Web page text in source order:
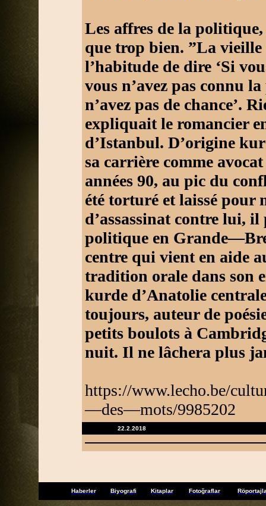
Les affres de la
que trop bien. ”La vieille
l’habitude de dire ‘Si
vous n’avez pas connu
n’avez pas de chance’.
expliquait le romancier
d’Istanbul. D’origine
sa carrière comme
années 90, au pic du
été torturé et laissé pour
d’assassinat contre lui, il
politique en
centre qui vient en aide
tradition orale dans son
kurde d’Anatolie
toujours, auteur de
petits boulots à
nuit. Il ne lâchera plus
https://www.lecho.be/
—des—mots/9985202
22.2.2018
Haberler Biyografi Kitaplar Fotoğraflar